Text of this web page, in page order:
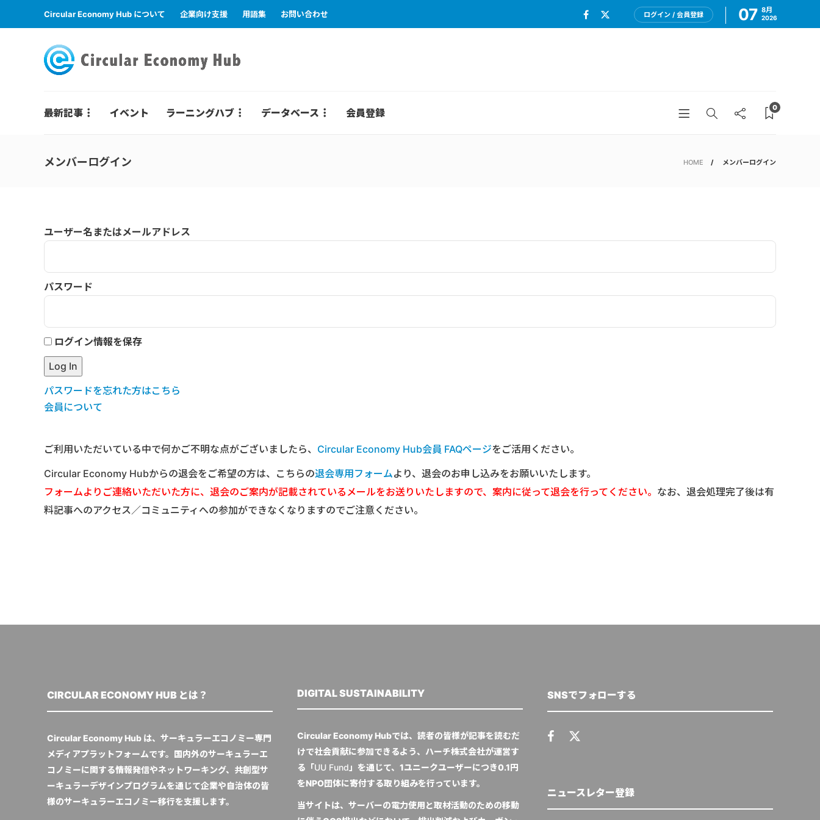
Circular Economy Hub について 企業向け支援 用語集 お問い合わせ ログイン / 会員登録 07 8月
2026
最新記事 イベント ラーニングハブ データベース 会員登録 0
メンバーログイン HOME メンバーログイン
ユーザー名またはメールアドレス
パスワード
ログイン情報を保存
パスワードを忘れた方はこちら
会員について
ご利用いただいている中で何かご不明な点がございましたら、 Circular Economy Hub会員 FAQページをご活用ください。
Circular Economy Hubからの退会をご希望の方は、こちらの退会専用フォームより、退会のお申し込みをお願いいたします。
フォームよりご連絡いただいた方に、退会のご案内が記載されているメールをお送りいたしますので、案内に従って退会を行ってください。 なお、退会処理完了後は有
料記事へのアクセス／コミュニティへの参加ができなくなりますのでご注意ください。
CIRCULAR ECONOMY HUB とは？
Circular Economy Hub は、サーキュラーエコノミー専門
メディアプラットフォームです。国内外のサーキュラーエ
コノミーに関する情報発信やネットワーキング、共創型サ
ーキュラーデザインプログラムを通じて企業や自治体の皆
様のサーキュラーエコノミー移行を支援します。
DIGITAL SUSTAINABILITY
Circular Economy Hubでは、読者の皆様が記事を読むだ
けで社会貢献に参加できるよう、ハーチ株式会社が運営す
る「UU Fund 」を通じて、1ユニークユーザーにつき0.1円
をNPO団体に寄付する取り組みを行っています。
当サイトは、サーバーの電力使用と取材活動のための移動
SNSでフォローする
ニュースレター登録